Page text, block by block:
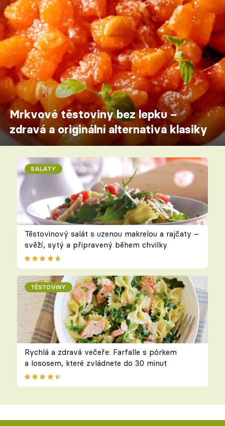
Mrkvové těstoviny bez lepku –
zdravá a originální alternativa klasiky
SALÁTY
Těstovinový salát s uzenou makrelou a rajčaty –
svěží, sytý a připravený během chvilky
TĚSTOVINY
Rychlá a zdravá večeře: Farfalle s pórkem
a lososem, které zvládnete do 30 minut